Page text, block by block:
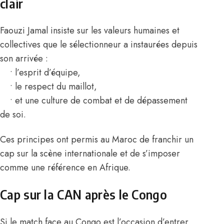
clair
Faouzi Jamal insiste sur les valeurs humaines et
collectives que le sélectionneur a instaurées depuis
son arrivée :
• l’esprit d’équipe,
• le respect du maillot,
• et une culture de combat et de dépassement
de soi.
Ces principes ont permis au Maroc de franchir un
cap sur la scène internationale et de s’imposer
comme une référence en Afrique.
Cap sur la CAN après le Congo